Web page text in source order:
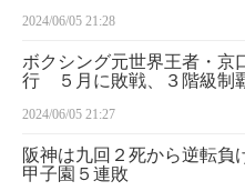
2024/06/05 21:28
ボクシング元世界王者・京
行 ５月に敗戦、３階級制
2024/06/05 21:27
阪神は九回２死から逆転
甲子園５連敗